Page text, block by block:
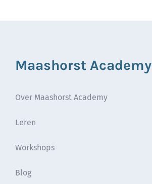
Maashorst Academy
Over Maashorst Academy
Leren
Workshops
Blog